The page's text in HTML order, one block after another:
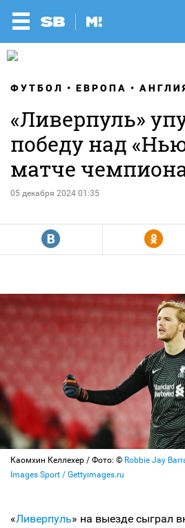
ФУТБОЛ ЕВРОПА
«Ливерпуль»
победу над
матче
05 декабря 2024 01:35
R Y
Каомхин Келлехер / Фото: © Robbie Jay
Images Sport / Gettyimages.ru
«Ливерпуль» на выезде сыграл